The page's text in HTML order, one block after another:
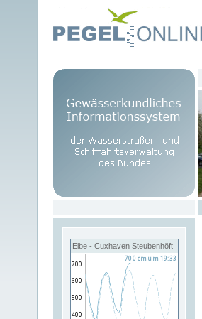
Elbe - Cuxhaven Steubenhöft